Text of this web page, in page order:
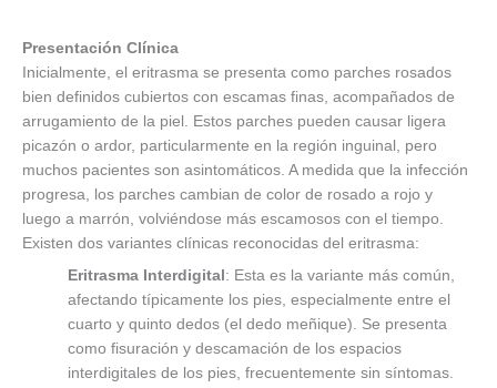
Presentación Clínica
Inicialmente, el eritrasma se presenta como parches rosados
bien definidos cubiertos con escamas finas, acompañados de
arrugamiento de la piel. Estos parches pueden causar ligera
picazón o ardor, particularmente en la región inguinal, pero
muchos pacientes son asintomáticos. A medida que la infección
progresa, los parches cambian de color de rosado a rojo y
luego a marrón, volviéndose más escamosos con el tiempo.
Existen dos variantes clínicas reconocidas del eritrasma:
Eritrasma Interdigital : Esta es la variante más común,
afectando típicamente los pies, especialmente entre el
cuarto y quinto dedos (el dedo meñique). Se presenta
como fisuración y descamación de los espacios
interdigitales de los pies, frecuentemente sin síntomas.